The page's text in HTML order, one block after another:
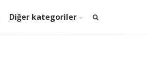
Diğer kategoriler